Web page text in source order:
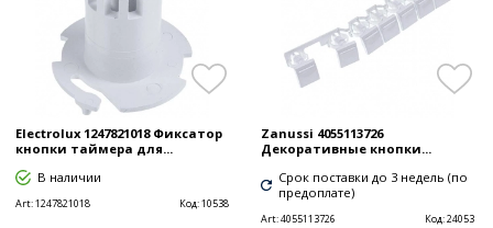
Electrolux 1247821018 Фиксатор
кнопки таймера для...
В наличии
Art:1247821018 Код:10538
Zanussi 4055113726
Декоративные кнопки...
Срок поставки до 3 недель (по
предоплате)
Art:4055113726 Код:24053